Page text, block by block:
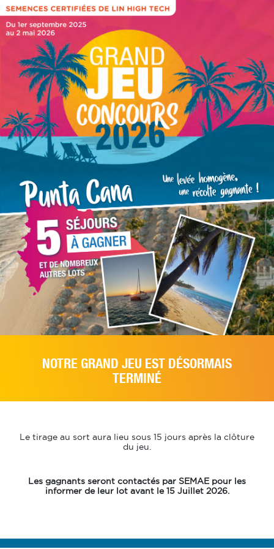
NOTRE GRAND JEU EST DÉSORMAIS
TERMINÉ
Le tirage au sort aura lieu sous 15 jours après la clôture
du jeu.
Les gagnants seront contactés par SEMAE pour les
informer de leur lot avant le 15 Juillet 2026.